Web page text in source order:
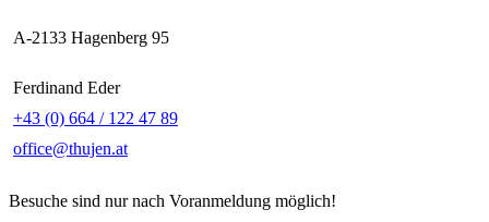
A-2133 Hagenberg 95
Ferdinand Eder
+43 (0) 664 / 122 47 89
office@thujen.at
Besuche sind nur nach Voranmeldung möglich!